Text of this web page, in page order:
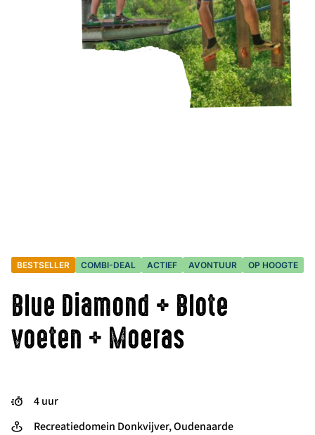
BESTSELLER COMBI-DEAL ACTIEF AVONTUUR OP HOOGTE
Blue Diamond + Blote
voeten + Moeras
4 uur
Recreatiedomein Donkvijver, Oudenaarde